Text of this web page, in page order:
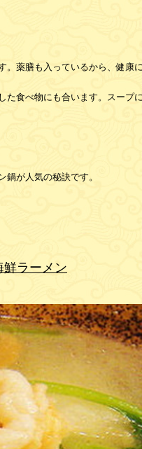
薬膳も入っているから、健康
食べ物にも合います。スープ
が人気の秘訣です。
鮮ラーメン